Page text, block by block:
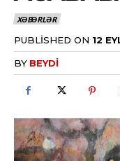
XƏBƏRLƏR
PUBLISHED ON 12
BY BEYDI